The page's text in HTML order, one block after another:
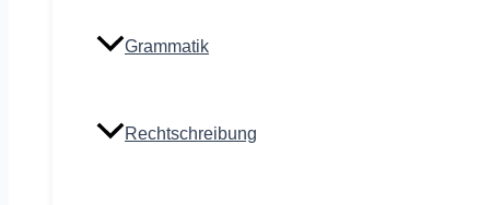
Grammatik
Rechtschreibung